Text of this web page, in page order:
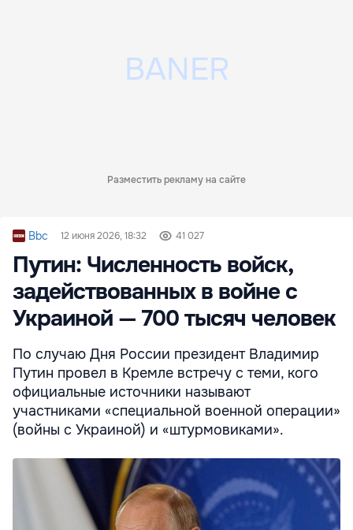
Разместить рекламу на сайте
Bbc 12 июня 2026, 18:32 41 027
Путин: Численность войск,
задействованных в войне с
Украиной — 700 тысяч человек
По случаю Дня России президент Владимир
Путин провел в Кремле встречу с теми, кого
официальные источники называют
участниками «специальной военной операции»
(войны с Украиной) и «штурмовиками».